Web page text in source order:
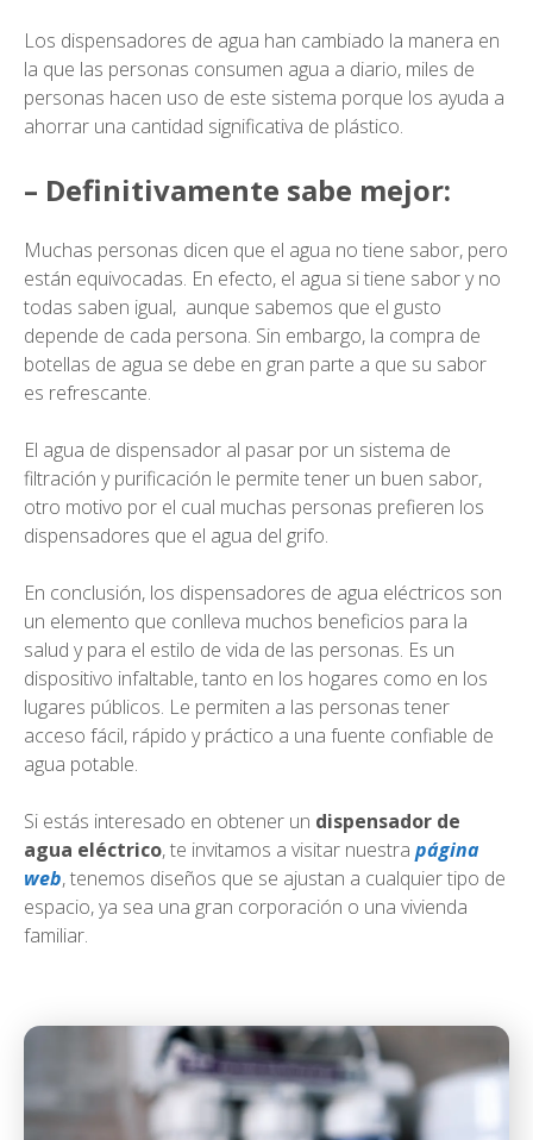
Los dispensadores de agua han cambiado la manera en
la que las personas consumen agua a diario, miles de
personas hacen uso de este sistema porque los ayuda a
ahorrar una cantidad significativa de plástico.
– Definitivamente sabe mejor:
Muchas personas dicen que el agua no tiene sabor, pero
están equivocadas. En efecto, el agua si tiene sabor y no
todas saben igual, aunque sabemos que el gusto
depende de cada persona. Sin embargo, la compra de
botellas de agua se debe en gran parte a que su sabor
es refrescante.
El agua de dispensador al pasar por un sistema de
filtración y purificación le permite tener un buen sabor,
otro motivo por el cual muchas personas prefieren los
dispensadores que el agua del grifo.
En conclusión, los dispensadores de agua eléctricos son
un elemento que conlleva muchos beneficios para la
salud y para el estilo de vida de las personas. Es un
dispositivo infaltable, tanto en los hogares como en los
lugares públicos. Le permiten a las personas tener
acceso fácil, rápido y práctico a una fuente confiable de
agua potable.
Si estás interesado en obtener un dispensador de
agua eléctrico, te invitamos a visitar nuestra página
web, tenemos diseños que se ajustan a cualquier tipo de
espacio, ya sea una gran corporación o una vivienda
familiar.